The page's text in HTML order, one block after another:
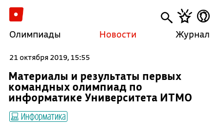
Олимпиады Новости Журнал
21 октября 2019, 15:55
Материалы и результаты первых
командных олимпиад по
информатике Университета ИТМО
Информатика